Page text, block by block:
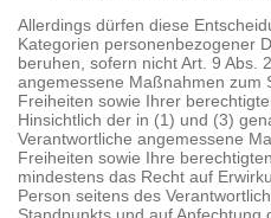
Allerdings dürfen diese
Kategorien personenbezogener
beruhen, sofern nicht Art. 9 Abs.
angemessene Maßnahmen zum
Freiheiten sowie Ihrer
Hinsichtlich der in (1) und (3)
Verantwortliche angemessene
Freiheiten sowie Ihre
mindestens das Recht auf
Person seitens des